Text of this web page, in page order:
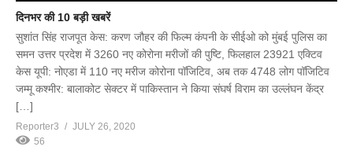
दिनभर की 10 बड़ी खबरें
सुशांत सिंह राजपूत केस: करण जौहर की फिल्म कंपनी के सीईओ को मुंबई पुलिस का
समन उत्तर प्रदेश में 3260 नए कोरोना मरीजों की पुष्टि, फिलहाल 23921 एक्टिव
केस यूपी: नोएडा में 110 नए मरीज कोरोना पॉजिटिव, अब तक 4748 लोग पॉजिटिव
जम्मू कश्मीर: बालाकोट सेक्टर में पाकिस्तान ने किया संघर्ष विराम का उल्लंघन केंद्र
[…]
Reporter3
JULY 26, 2020
56